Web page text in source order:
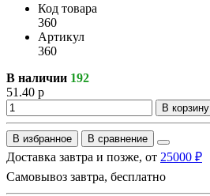
Код товара
360
Артикул
360
В наличии 192
51.40 р
В корзину
В избранное В сравнение
Доставка завтра и позже, от 25000 ₽
Самовывоз завтра, бесплатно